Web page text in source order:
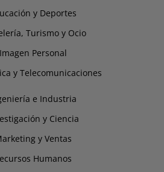
y Deportes
Turismo y Ocio
Imagen Personal
y Telecomunicaciones
e Industria
y Ciencia
y Ventas
Humanos